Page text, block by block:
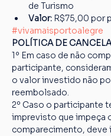
de Turismo
Valor: R$75,00 por
#vivamaisportoalegre
POLÍTICA DE
1º Em caso de não
participante,
o valor investido não
reembolsado.
2º Caso o participante
imprevisto que impeça
comparecimento, deve